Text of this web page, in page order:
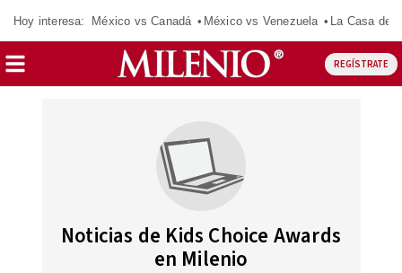
Hoy interesa: México vs Canadá México vs Venezuela La Casa de
REGÍSTRATE
Noticias de Kids Choice Awards
en Milenio